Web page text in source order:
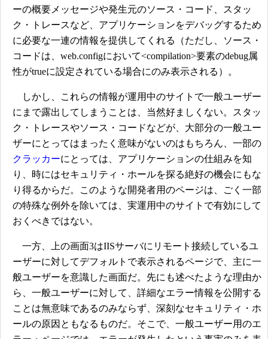
ーの概要メッセージや発生元のソース・コード、スタッ
ク・トレースなど、アプリケーションをデバッグするため
に必要な一連の情報を提供してくれる（ただし、ソース・
コードは、web.configにおいて<compilation>要素のdebug属
性がtrueに設定されている場合にのみ表示される）。
しかし、これらの情報が運用中のサイトで一般ユーザー
にまで露出してしまうことは、当然好ましくない。スタッ
ク・トレースやソース・コードなどが、大部分の一般ユー
ザーにとってはまったく意味がないのはもちろん、一部の
クラッカーにとっては、アプリケーションの仕組みを知
り、時にはセキュリティ・ホールを探る絶好の機会にもな
り得るからだ。このような開発者用のページは、ごく一部
の特殊な例外を除いては、実運用中のサイトで有効にして
おくべきではない。
一方、上の画面3はIISサーバにリモート接続しているユ
ーザーに対してデフォルトで表示されるページで、主に一
般ユーザーを意識した画面だ。先にも述べたような理由か
ら、一般ユーザーに対して、詳細なエラー情報を公開する
ことは無意味であるのみならず、深刻なセキュリティ・ホ
ールの原因ともなるものだ。そこで、一般ユーザー用のエ